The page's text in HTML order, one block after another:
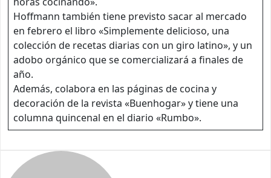
Hoffmann también tiene previsto sacar al mercado
en febrero el libro «Simplemente delicioso, una
colección de recetas diarias con un giro latino», y un
adobo orgánico que se comercializará a finales de
año.
Además, colabora en las páginas de cocina y
decoración de la revista «Buenhogar» y tiene una
columna quincenal en el diario «Rumbo».